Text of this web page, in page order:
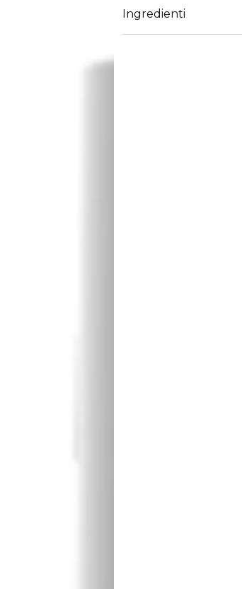
strumentali dopo 4
Transformer + Serum.
Ingredienti